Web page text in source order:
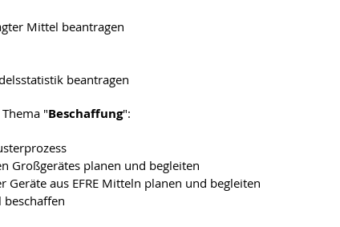
Mittel beantragen
beantragen
"Beschaffung":
Großgerätes planen und begleiten
Geräte aus EFRE Mitteln planen und begleiten